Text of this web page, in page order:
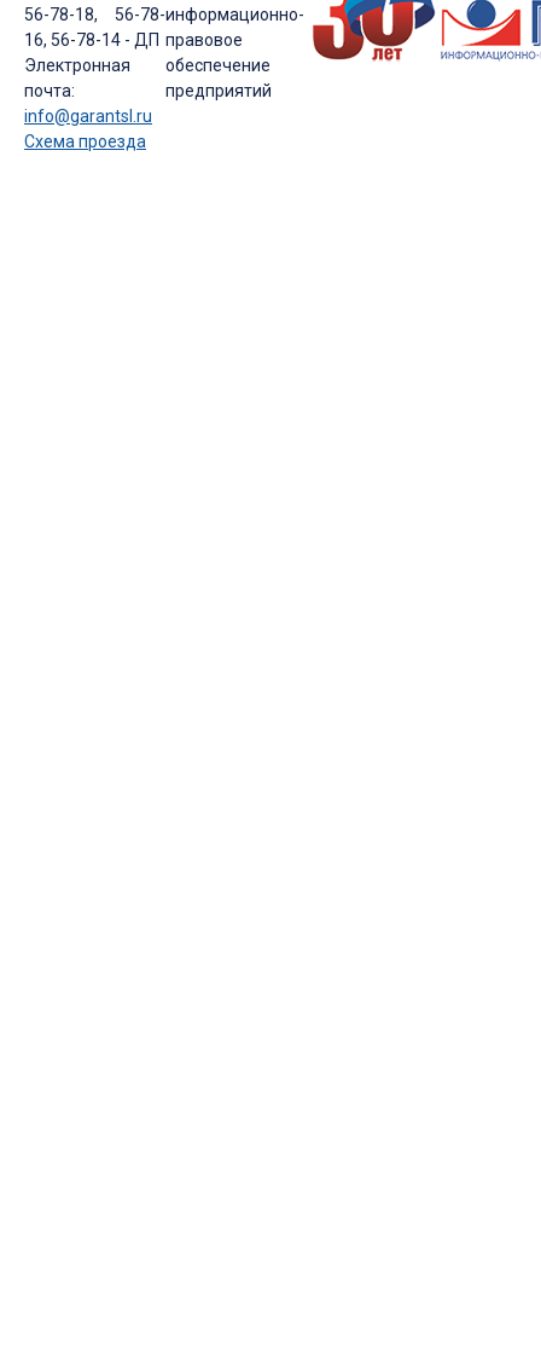
56-78-18, 56-78-
16, 56-78-14 - ДП
Электронная
почта:
info@garantsl.ru
Схема проезда
информационно-
правовое
обеспечение
предприятий